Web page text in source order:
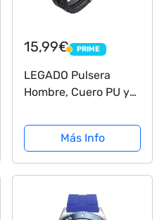
15,99€ PRIME
PRIME
LEGADO Pulsera
Hombre, Cuero PU y
Brazalete Vikingo
Chico Negra
Pendiente Collar
Colgante o Tobillera
muñequera,...
Más Info